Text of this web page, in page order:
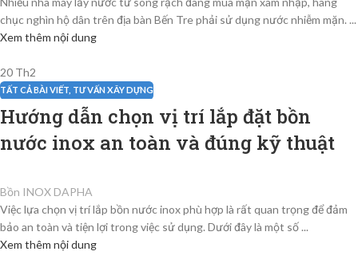
chục nghìn hộ dân trên địa bàn Bến Tre phải sử dụng nước nhiễm mặn. ...
Xem thêm nội dung
20 Th2
TẤT CẢ BÀI VIẾT TƯ VẤN XÂY DỰNG
Hướng dẫn chọn vị trí lắp đặt bồn
nước inox an toàn và đúng kỹ thuật
Bồn INOX DAPHA
Việc lựa chọn vị trí lắp bồn nước inox phù hợp là rất quan trọng để đảm
bảo an toàn và tiện lợi trong việc sử dụng. Dưới đây là một số ...
Xem thêm nội dung